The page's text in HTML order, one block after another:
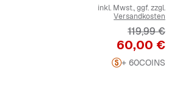
inkl. Mwst., ggf. zzgl.
Versandkosten
Preis
60,00 €
119,99 €
+ 60COINS